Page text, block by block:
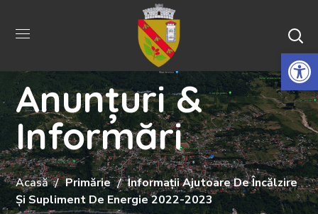
Anunțuri &
Informări
Acasă Primărie
Informații Ajutoare De Încălzire
Și Supliment De Energie 2022-2023